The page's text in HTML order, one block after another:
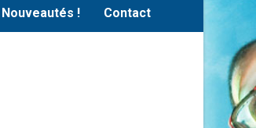
Nouveautés ! Contact